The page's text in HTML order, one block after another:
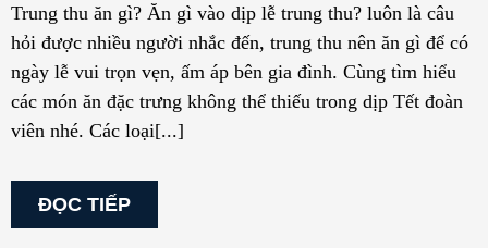
Trung thu ăn gì? Ăn gì vào dịp lễ trung thu? luôn là câu
hỏi được nhiều người nhắc đến, trung thu nên ăn gì để có
ngày lễ vui trọn vẹn, ấm áp bên gia đình. Cùng tìm hiểu
các món ăn đặc trưng không thể thiếu trong dịp Tết đoàn
viên nhé. Các loại[...]
ĐỌC TIẾP